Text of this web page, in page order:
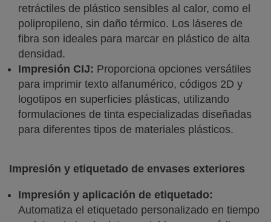
retráctiles de plástico sensibles al calor, como el
polipropileno, sin daño térmico. Los láseres de
fibra son ideales para marcar en plástico de alta
densidad.
Impresión CIJ: Proporciona opciones versátiles
para imprimir texto alfanumérico, códigos 2D y
logotipos en superficies plásticas, utilizando
formulaciones de tinta especializadas diseñadas
para diferentes tipos de materiales plásticos.
Impresión y etiquetado de envases exteriores
Impresión y aplicación de etiquetado:
Automatiza el etiquetado personalizado en tiempo